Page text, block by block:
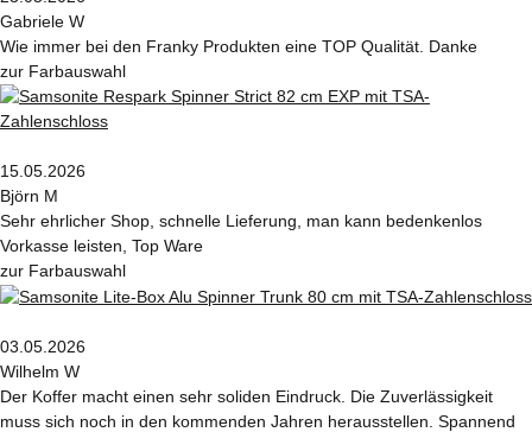
Gabriele W
Wie immer bei den Franky Produkten eine TOP Qualität. Danke
zur Farbauswahl
15.05.2026
Björn M
Sehr ehrlicher Shop, schnelle Lieferung, man kann bedenkenlos
Vorkasse leisten, Top Ware
zur Farbauswahl
03.05.2026
Wilhelm W
Der Koffer macht einen sehr soliden Eindruck. Die Zuverlässigkeit
muss sich noch in den kommenden Jahren herausstellen. Spannend